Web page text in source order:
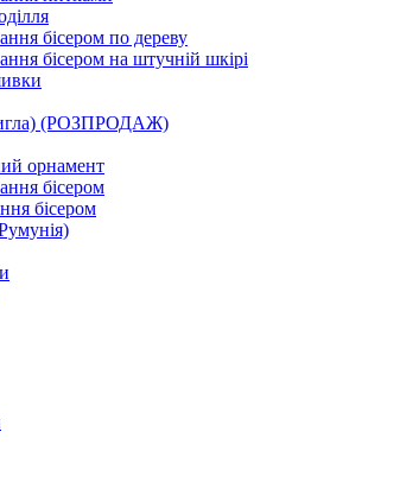
бісером по дереву
бісером на штучній шкірі
игла) (РОЗПРОДАЖ)
орнамент
бісером
бісером